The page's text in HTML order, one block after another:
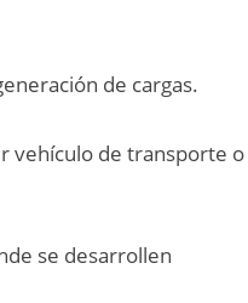
de cargas.
vehículo de transporte o
se desarrollen